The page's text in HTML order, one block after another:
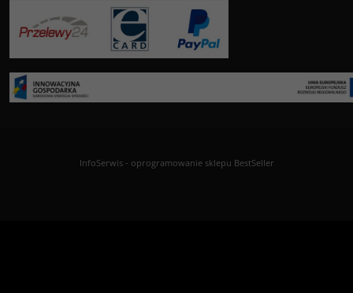
InfoSerwis- oprogramowanie sklepu BestSeller